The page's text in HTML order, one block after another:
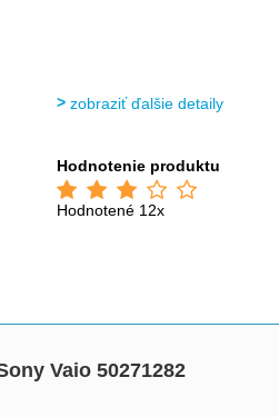
zobraziť ďalšie detaily
Hodnotenie produktu
Hodnotené 12x
Vaio 50271282